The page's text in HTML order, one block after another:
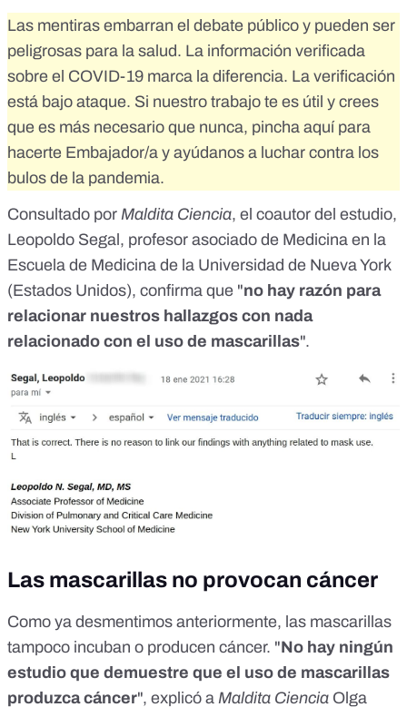
Las mentiras embarran el debate público y pueden ser
peligrosas para la salud. La información verificada
sobre el COVID-19 marca la diferencia. La verificación
está bajo ataque. Si nuestro trabajo te es útil y crees
que es más necesario que nunca, pincha aquí para
hacerte Embajador/a y ayúdanos a luchar contra los
bulos de la pandemia.
Consultado por Maldita Ciencia, el coautor del estudio,
Leopoldo Segal , profesor asociado de Medicina en la
Escuela de Medicina de la Universidad de Nueva York
(Estados Unidos), confirma que "no hay razón para
relacionar nuestros hallazgos con nada
relacionado con el uso de mascarillas".
Las mascarillas no provocan cáncer
Como ya desmentimos anteriormente, las mascarillas
tampoco incuban o producen cáncer. "No hay ningún
estudio que demuestre que el uso de mascarillas
produzca cáncer", explicó a Maldita Ciencia Olga